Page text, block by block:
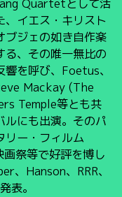
Quartetとして活
、イエス・キリスト
ブジェの如き自作楽
る、その唯一無比の
を呼び、Foetus、
Mackay (The
Temple等とも共
ルにも出演。そのパ
リー・フィルム
祭等で好評を博し
、Hanson、RRR、
表。